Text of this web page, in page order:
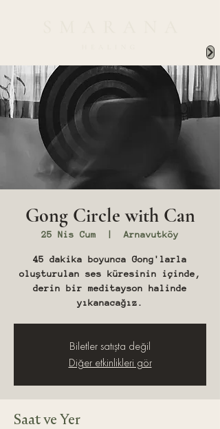
Gong Circle with Can
25 Nis Cum
  |
Arnavutköy
45 dakika boyunca Gong'larla
oluşturulan ses küresinin içinde,
derin bir meditayson halinde
yıkanacağız.
Biletler satışta değil
Diğer etkinlikleri gör
Saat ve Yer